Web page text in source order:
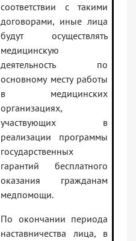
соответствии с такими
договорами, иные лица
будут осуществлять
медицинскую
деятельность по
основному месту работы
в медицинских
организациях,
участвующих в
реализации программы
государственных
гарантий бесплатного
оказания гражданам
медпомощи.
По окончании периода
наставничества лица, в